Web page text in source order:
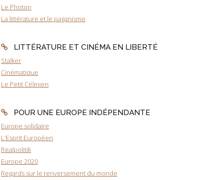
Le Photon
La littérature et le paganisme
LITTÉRATURE ET CINÉMA EN LIBERTÉ
Stalker
Cinématique
Le Petit Célinien
POUR UNE EUROPE INDÉPENDANTE
Europe solidaire
L'Esprit Européen
Realpolitik
Europe 2020
Regards sur le renversement du monde